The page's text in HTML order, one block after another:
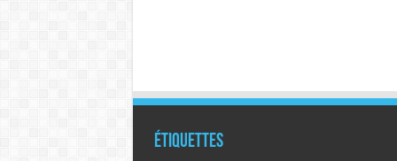
Étiquettes